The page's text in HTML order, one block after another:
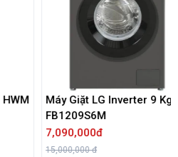
Máy Giặt LG Inverter 9 Kg
FB1209S6M
7,090,000đ
15,000,000 đ